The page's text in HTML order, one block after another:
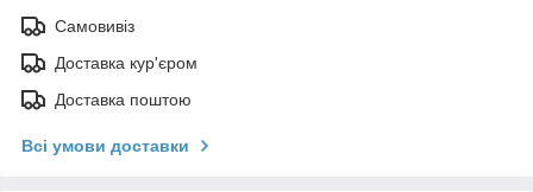
Самовивіз
Доставка кур'єром
Доставка поштою
Всі умови доставки